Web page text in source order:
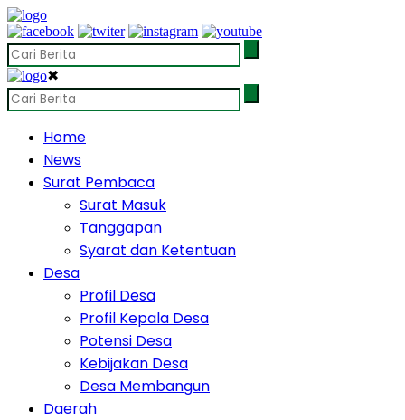
✖
Home
News
Surat Pembaca
Surat Masuk
Tanggapan
Syarat dan Ketentuan
Desa
Profil Desa
Profil Kepala Desa
Potensi Desa
Kebijakan Desa
Desa Membangun
Daerah